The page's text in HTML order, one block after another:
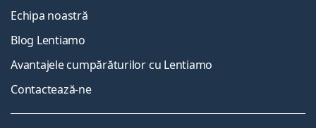
Echipa noastră
Blog Lentiamo
Avantajele cumpărăturilor cu Lentiamo
Contactează-ne